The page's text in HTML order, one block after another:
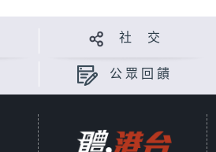
社 交
公眾回饋